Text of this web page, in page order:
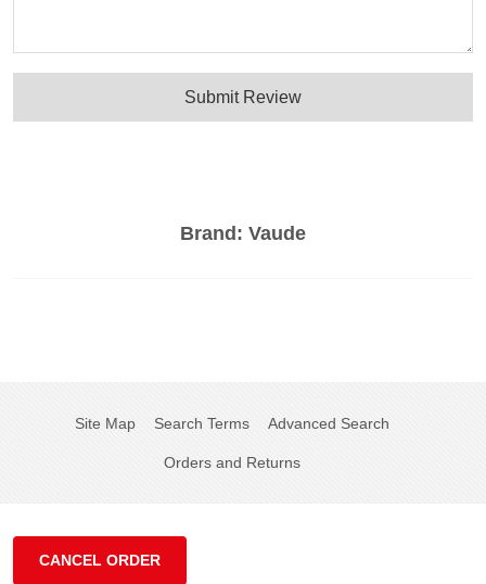
Brand: Vaude
Submit Review
Site Map Search Terms Advanced Search
Orders and Returns
CANCEL ORDER